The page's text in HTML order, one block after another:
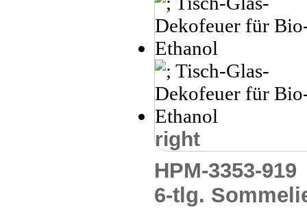
right
HPM-3353-
6-tlg.